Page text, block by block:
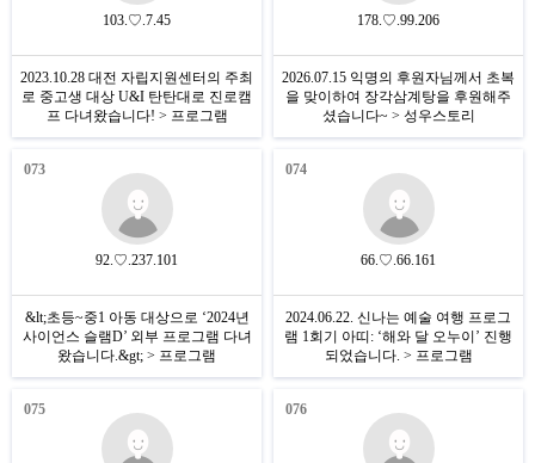
103.♡.7.45
2023.10.28 대전 자립지원센터의 주최
로 중고생 대상 U&I 탄탄대로 진로캠
프 다녀왔습니다! > 프로그램
178.♡.99.206
2026.07.15 익명의 후원자님께서 초복
을 맞이하여 장각삼계탕을 후원해주
셨습니다~ > 성우스토리
073
92.♡.237.101
&lt;초등~중1 아동 대상으로 ‘2024년
사이언스 슬램D’ 외부 프로그램 다녀
왔습니다.&gt; > 프로그램
074
66.♡.66.161
2024.06.22. 신나는 예술 여행 프로그
램 1회기 아띠: ‘해와 달 오누이’ 진행
되었습니다. > 프로그램
075 076